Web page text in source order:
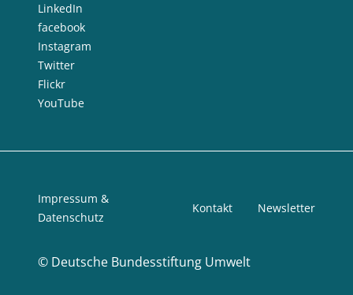
LinkedIn
facebook
Instagram
Twitter
Flickr
YouTube
© Deutsche Bundesstiftung Umwelt
Impressum &
Datenschutz
Kontakt Newsletter